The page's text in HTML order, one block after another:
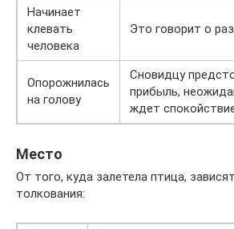
Начинает
клевать
человека
Это говорит о
Опорожнилась
на голову
Сновидцу
прибыль,
ждет
Место
От того, куда залетела птица,
толкования: